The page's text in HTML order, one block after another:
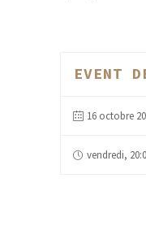
EVENT
16 octobre
vendredi,